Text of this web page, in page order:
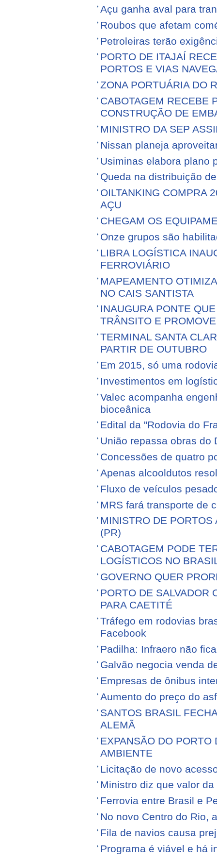
Açu ganha aval para
Roubos que afetam
Petroleiras terão
PORTO DE ITAJAÍ
PORTOS E VIAS
ZONA PORTUÁRIA DO
CABOTAGEM RECEBE
CONSTRUÇÃO DE
MINISTRO DA SEP
Nissan planeja
Usiminas elabora plano
Queda na distribuição
OILTANKING COMPRA
AÇU
CHEGAM OS
Onze grupos são
LIBRA LOGÍSTICA
FERROVIÁRIO
MAPEAMENTO
NO CAIS SANTISTA
INAUGURA PONTE
TRÂNSITO E
TERMINAL SANTA
PARTIR DE OUTUBRO
Em 2015, só uma
Investimentos em
Valec acompanha
bioceânica
Edital da "Rodovia do
União repassa obras do
Concessões de quatro
Apenas alcooldutos
Fluxo de veículos
MRS fará transporte de
MINISTRO DE
(PR)
CABOTAGEM PODE
LOGÍSTICOS NO
GOVERNO QUER
PORTO DE SALVADOR
PARA CAETITÉ
Tráfego em rodovias
Facebook
Padilha: Infraero não
Galvão negocia venda
Empresas de ônibus
Aumento do preço do
SANTOS BRASIL
ALEMÃ
EXPANSÃO DO PORTO
AMBIENTE
Licitação de novo
Ministro diz que valor
Ferrovia entre Brasil e
No novo Centro do Rio,
Fila de navios causa
Programa é viável e há